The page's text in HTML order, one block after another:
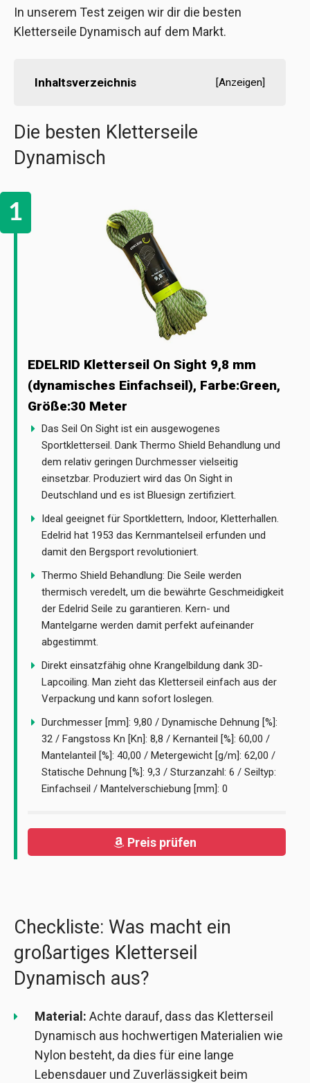
In unserem Test zeigen wir dir die besten
Kletterseile Dynamisch auf dem Markt.
Inhaltsverzeichnis [Anzeigen]
Die besten Kletterseile
Dynamisch
EDELRID Kletterseil On Sight 9,8 mm
(dynamisches Einfachseil), Farbe:Green,
Größe:30 Meter
Das Seil On Sight ist ein ausgewogenes
Sportkletterseil. Dank Thermo Shield Behandlung und
dem relativ geringen Durchmesser vielseitig
einsetzbar. Produziert wird das On Sight in
Deutschland und es ist Bluesign zertifiziert.
Ideal geeignet für Sportklettern, Indoor, Kletterhallen.
Edelrid hat 1953 das Kernmantelseil erfunden und
damit den Bergsport revolutioniert.
Thermo Shield Behandlung: Die Seile werden
thermisch veredelt, um die bewährte Geschmeidigkeit
der Edelrid Seile zu garantieren. Kern- und
Mantelgarne werden damit perfekt aufeinander
abgestimmt.
Direkt einsatzfähig ohne Krangelbildung dank 3D-
Lapcoiling. Man zieht das Kletterseil einfach aus der
Verpackung und kann sofort loslegen.
Durchmesser [mm]: 9,80 / Dynamische Dehnung [%]:
32 / Fangstoss Kn [Kn]: 8,8 / Kernanteil [%]: 60,00 /
Mantelanteil [%]: 40,00 / Metergewicht [g/m]: 62,00 /
Statische Dehnung [%]: 9,3 / Sturzanzahl: 6 / Seiltyp:
Einfachseil / Mantelverschiebung [mm]: 0
Preis prüfen
Checkliste: Was macht ein
großartiges Kletterseil
Dynamisch aus?
Material: Achte darauf, dass das Kletterseil
Dynamisch aus hochwertigen Materialien wie
Nylon besteht, da dies für eine lange
Lebensdauer und Zuverlässigkeit beim